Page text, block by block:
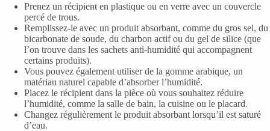
Prenez un récipient en plastique ou en verre avec un couvercle
percé de trous.
Remplissez-le avec un produit absorbant, comme du gros sel, du
bicarbonate de soude, du charbon actif ou du gel de silice (que
l’on trouve dans les sachets anti-humidité qui accompagnent
certains produits).
Vous pouvez également utiliser de la gomme arabique, un
matériau naturel capable d’absorber l’humidité.
Placez le récipient dans la pièce où vous souhaitez réduire
l’humidité, comme la salle de bain, la cuisine ou le placard.
Changez régulièrement le produit absorbant lorsqu’il est saturé
d’eau.